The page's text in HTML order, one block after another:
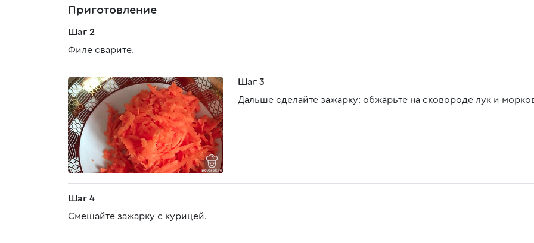
Приготовление
Шаг 2
Филе сварите.
Шаг 3
Дальше сделайте зажарку: обжарьте на сковороде лук и
Шаг 4
Смешайте зажарку с курицей.